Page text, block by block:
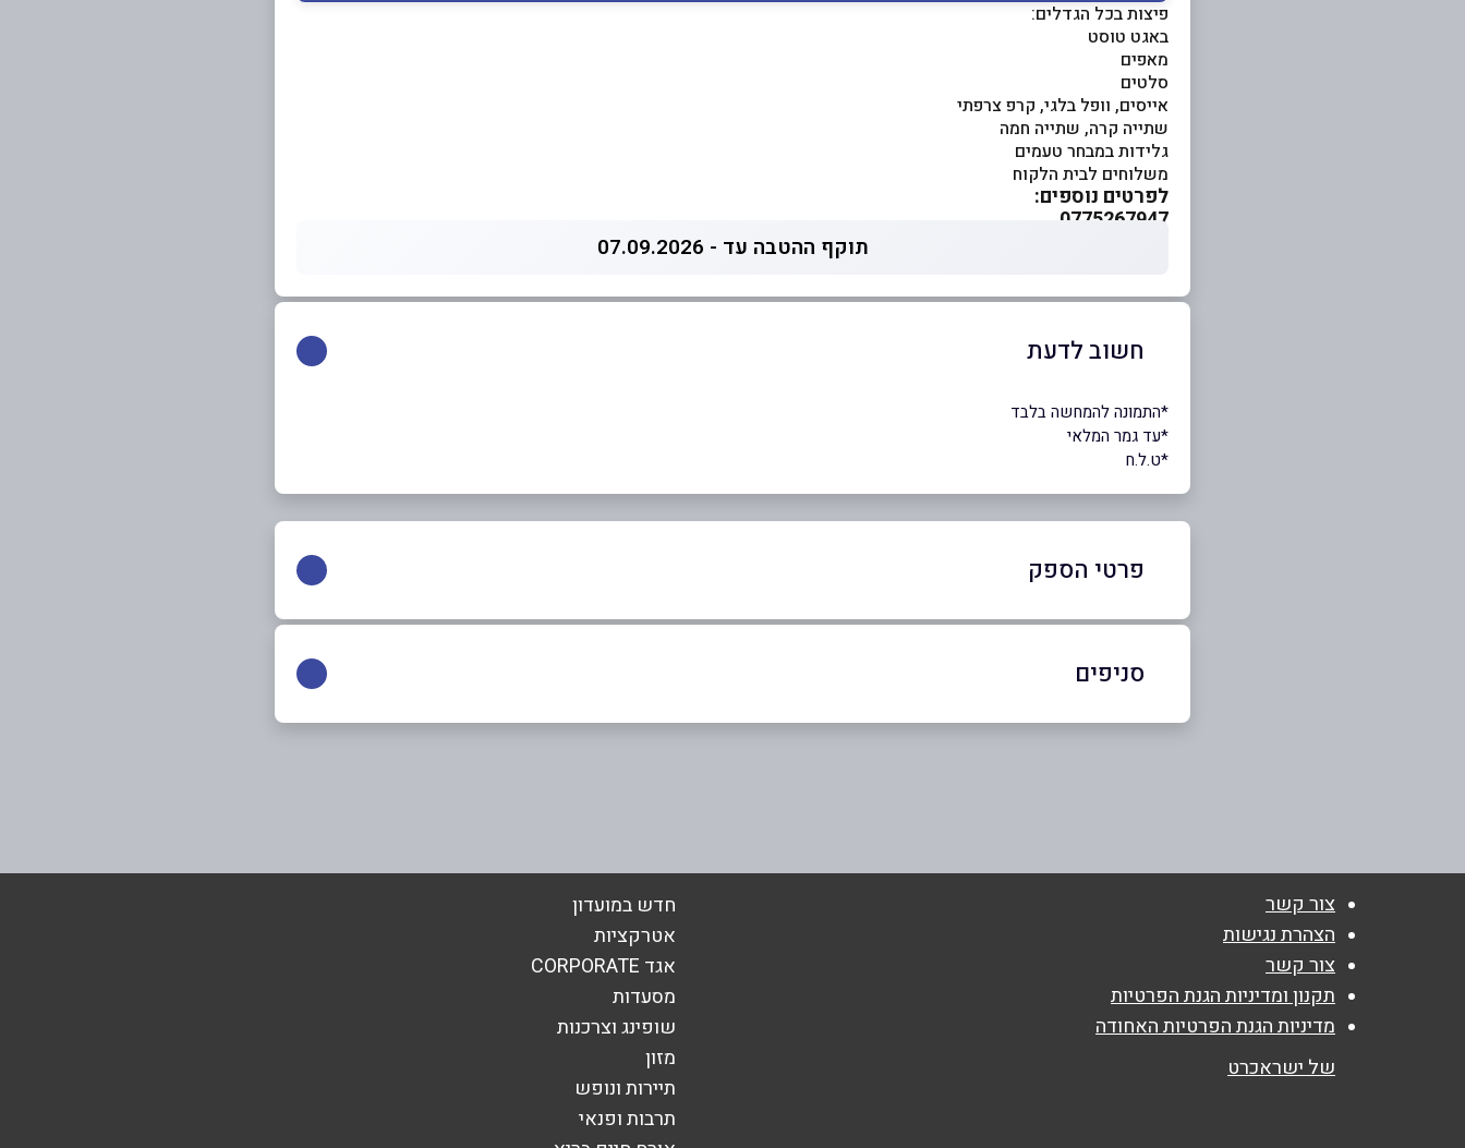
פיצות בכל הגדלים:
באגט טוסט
מאפים
סלטים
אייסים, וופל בלגי, קרפ צרפתי
שתייה קרה, שתייה חמה
גלידות במבחר טעמים
משלוחים לבית הלקוח
לפרטים נוספים:
0775267947
תוקף ההטבה עד - 07.09.2026
חשוב לדעת
*התמונה להמחשה בלבד
*עד גמר המלאי
*ט.ל.ח
פרטי הספק
077-5267947
|
053-4302394
סניפים
צור קשר
הצהרת נגישות
צור קשר
תקנון ומדיניות הגנת הפרטיות
מדיניות הגנת הפרטיות האחודה
של ישראכרט
חדש במועדון
אטרקציות
אגד CORPORATE
מסעדות
שופינג וצרכנות
מזון
תיירות ונופש
תרבות ופנאי